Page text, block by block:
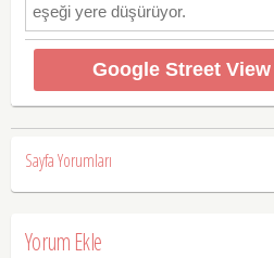
eşeği yere düşürüyor.
Google Street
Sayfa Yorumları
Yorum Ekle